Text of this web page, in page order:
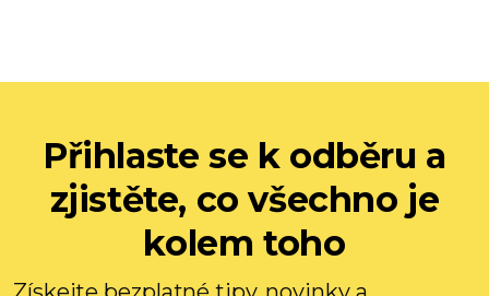
Přihlaste se k odběru a
zjistěte, co všechno je
kolem toho